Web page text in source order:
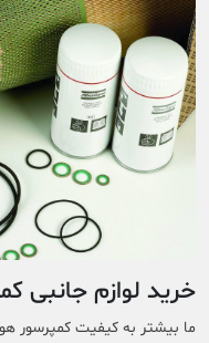
خرید لوازم جانبی
ما بیشتر به کیفیت کمپرسور